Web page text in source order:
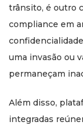
trânsito, é outro
compliance em
uma invasão ou
permaneçam
Além disso,
integradas